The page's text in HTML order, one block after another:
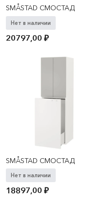
SMÅSTAD СМОСТАД
Нет в наличии
20797,00₽
SMÅSTAD СМОСТАД
Нет в наличии
18897,00₽